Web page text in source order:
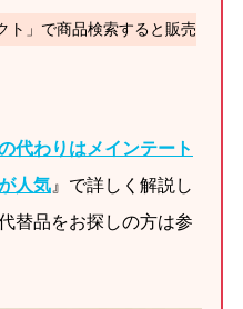
ト」で商品検索すると販売
代わりはメインテート
人気 』で詳しく解説し
替品をお探しの方は参